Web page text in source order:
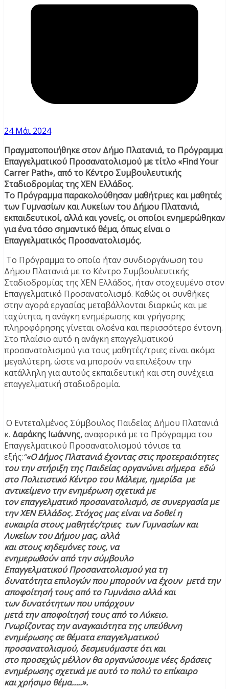
24 Μάι 2024
Πραγματοποιήθηκε στον Δήμο Πλατανιά, το Πρόγραμμα
Επαγγελματικού Προσανατολισμού με τίτλο «Find Your
Carrer Path», από το Κέντρο Συμβουλευτικής
Σταδιοδρομίας της ΧΕΝ Ελλάδος.
Το Πρόγραμμα παρακολούθησαν μαθήτριες και μαθητές
των Γυμνασίων και Λυκείων του Δήμου Πλατανιά,
εκπαιδευτικοί, αλλά και γονείς, οι οποίοι ενημερώθηκαν
για ένα τόσο σημαντικό θέμα, όπως είναι ο
Επαγγελματικός Προσανατολισμός.
​​ Το Πρόγραμμα το οποίο ήταν συνδιοργάνωση του
Δήμου Πλατανιά με το Κέντρο Συμβουλευτικής
Σταδιοδρομίας της ΧΕΝ Ελλάδος, ήταν στοχευμένο στον
Επαγγελματικό Προσανατολισμό. Καθώς οι συνθήκες
στην αγορά εργασίας μεταβάλλονται διαρκώς και με
ταχύτητα, η ανάγκη ενημέρωσης και γρήγορης
πληροφόρησης γίνεται ολοένα και περισσότερο έντονη.
Στο πλαίσιο αυτό η ανάγκη επαγγελματικού
προσανατολισμού για τους μαθητές/τριες είναι ακόμα
μεγαλύτερη, ώστε να μπορούν να επιλέξουν την
κατάλληλη για αυτούς εκπαιδευτική και στη συνέχεια
επαγγελματική σταδιοδρομία.
​ Ο Εντεταλμένος Σύμβουλος Παιδείας Δήμου Πλατανιά
κ. Δαράκης Ιωάννης,αναφορικά με το Πρόγραμμα του
Επαγγελματικού Προσανατολισμού τόνισε τα
εξής:“«O Δήμος Πλατανιά έχοντας στις προτεραιότητες
του την στήριξη της Παιδείας οργανώνει σήμερα εδώ
στο Πολιτιστικό Κέντρο του Μάλεμε, ημερίδα με
αντικείμενο την ενημέρωση σχετικά με
τον επαγγελματικό προσανατολισμό, σε συνεργασία με
την ΧΕΝ Ελλάδος. Στόχος μας είναι να δοθεί η
ευκαιρία στους μαθητές/τριες των Γυμνασίων και
Λυκείων του Δήμου μας, αλλά
και στους κηδεμόνες τους, να
ενημερωθούν από την σύμβουλο
Επαγγελματικού Προσανατολισμού για τη
δυνατότητα επιλογών που μπορούν να έχουν μετά την
αποφοίτησή τους από το Γυμνάσιο αλλά και
των δυνατότητων που υπάρχουν
μετά την αποφοίτησή τους από το Λύκειο.
Γνωρίζοντας την αναγκαιότητα της υπεύθυνη
ενημέρωσης σε θέματα επαγγελματικού
προσανατολισμού, δεσμευόμαστε ότι και
στο προσεχώς μέλλον θα οργανώσουμε νέες δράσεις
ενημέρωσης σχετικά με αυτό το πολύ το επίκαιρο
και χρήσιμο θέμα…..».